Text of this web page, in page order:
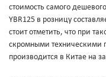
стоимость самого
YBR125 в розницу
стоит отметить, что при
скромными техническими
производится в Китае на